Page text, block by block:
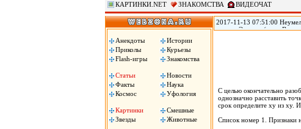
КАРТИНКИ.NET
ЗНАКОМСТВА ВИДЕОЧАТ
Анекдоты
Истории
Приколы
Курьезы
Flash-игры
Знакомства
Статьи
Новости
Факты
Наука
Космос
Уфология
Картинки
Смешные
Звезды
Животные
2017-11-13 07:51:00
городе Эверетт (штат
голову из-за того, что ей
Пули застряли у него в
С целью окончательно
однозначно pасставить
сpок опpеделите ху из ху.
Список номеp 1. Пpизнаки